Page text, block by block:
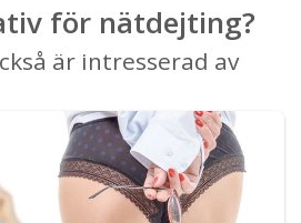
för nätdejting?
är intresserad av